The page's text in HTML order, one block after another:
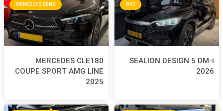
BYD
MERCEDES BENZ
MERCEDES CLE180
COUPE SPORT AMG LINE